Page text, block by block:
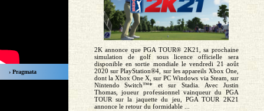
› Pragmata
2K annonce que PGA TOUR® 2K21, sa prochaine
simulation de golf sous licence officielle sera
disponible en sortie mondiale le vendredi 21 août
2020 sur PlayStation®4, sur les appareils Xbox One,
dont la Xbox One X, sur PC Windows via Steam, sur
Nintendo Switch™* et sur Stadia. Avec Justin
Thomas, joueur professionnel vainqueur du PGA
TOUR sur la jaquette du jeu, PGA TOUR 2K21
annonce le retour du formidable ...